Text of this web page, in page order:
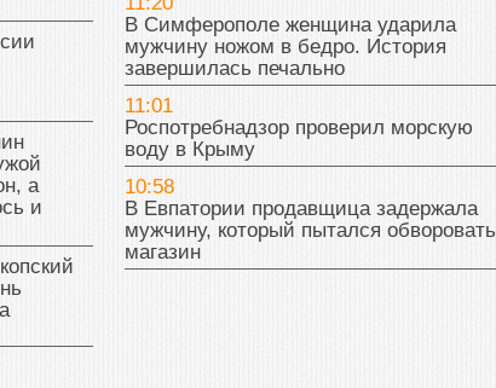
а
и
В Симферополе женщина ударила
мужчину ножом в бедро. История
завершилась печально
11:01
Роспотребнадзор проверил морскую
воду в Крыму
10:58
В Евпатории продавщица задержала
мужчину, который пытался обворовать
магазин